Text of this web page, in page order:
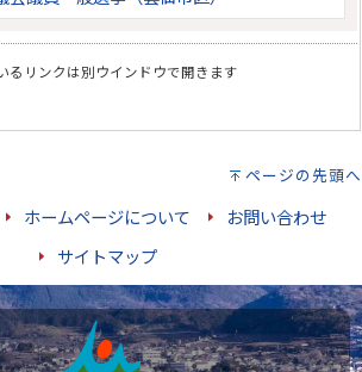
るリンクは別ウインドウで開きます
ページの先頭へ
ホームページについて
お問い合わせ
サイトマップ